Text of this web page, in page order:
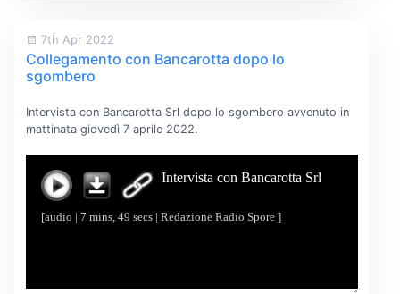
7th Apr 2022
Collegamento con Bancarotta dopo lo
sgombero
Intervista con Bancarotta Srl dopo lo sgombero avvenuto in
mattinata giovedì 7 aprile 2022.